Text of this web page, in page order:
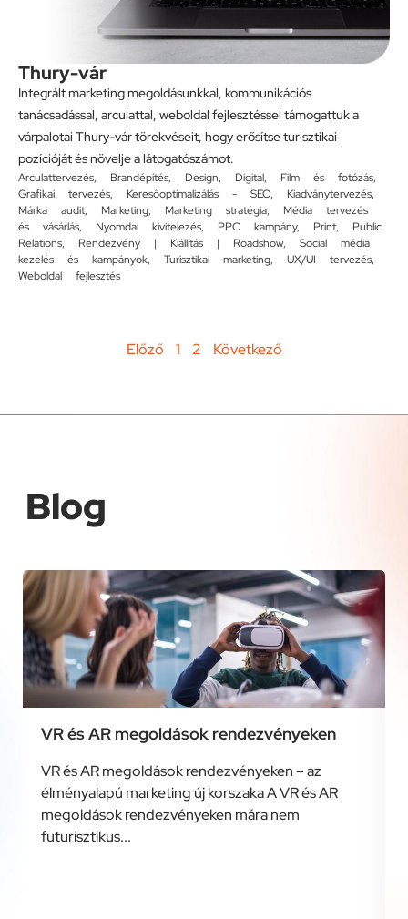
Thury-vár
Integrált marketing megoldásunkkal, kommunikációs
tanácsadással, arculattal, weboldal fejlesztéssel támogattuk a
várpalotai Thury-vár törekvéseit, hogy erősítse turisztikai
pozícióját és növelje a látogatószámot.
Arculattervezés, Brandépítés, Design, Digital, Film és fotózás,
Grafikai tervezés, Keresőoptimalizálás - SEO, Kiadványtervezés,
Márka audit, Marketing, Marketing stratégia, Média tervezés
és vásárlás, Nyomdai kivitelezés, PPC kampány, Print, Public
Relations, Rendezvény | Kiállítás | Roadshow, Social média
kezelés és kampányok, Turisztikai marketing, UX/UI tervezés,
Weboldal fejlesztés
Előző 1 2 Következő
Blog
VR és AR megoldások rendezvényeken
VR és AR megoldások rendezvényeken – az
élményalapú marketing új korszaka A VR és AR
megoldások rendezvényeken mára nem
futurisztikus...